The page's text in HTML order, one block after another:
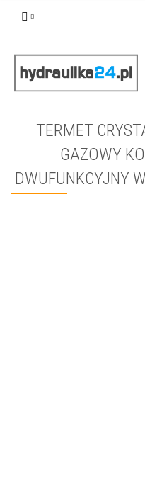
TERMET
GAZOWY
DWUFUNKCYJNY